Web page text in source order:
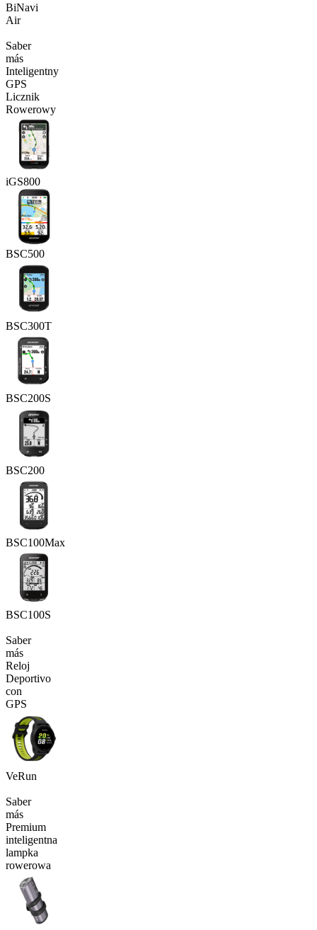
BiNavi
Air
Saber
más
Inteligentny
GPS
Licznik
Rowerowy
iGS800
BSC500
BSC300T
BSC200S
BSC200
BSC100Max
BSC100S
Saber
más
Reloj
Deportivo
con
GPS
VeRun
Saber
más
Premium
inteligentna
lampka
rowerowa